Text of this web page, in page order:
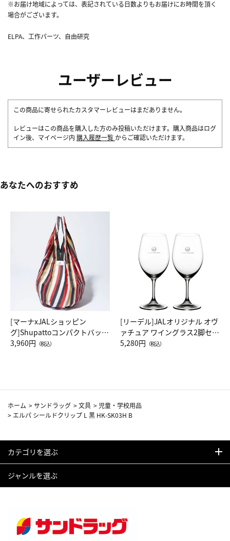
※お届け地域によっては、表記されている日数よりもお届けにお時間を頂く
場合がございます。
ELPA、工作パーツ、自由研究
ユーザーレビュー
この商品に寄せられたカスタマーレビューはまだありません。
レビューはこの商品を購入した方のみ投稿いただけます。購入商品はログ
イン後、マイページ内 購入履歴一覧 からご確認いただけます。
あなたへのおすすめ
[マーナxJALショッピン
グ]Shupattoコンパクトバッグ
Drop JAL客室乗務員（LC）ス
3,960円 （税込）
[リーデル]JALオリジナル オヴ
ァチュア ワイングラス2脚セッ
ト（レッドワイン）
5,280円 （税込）
ホーム >サンドラッグ >文具 > 児童・学校用品
> エルパ シールドクリップ L 黒 HK-SK03H B
カテゴリを選ぶ
ジャンルを選ぶ